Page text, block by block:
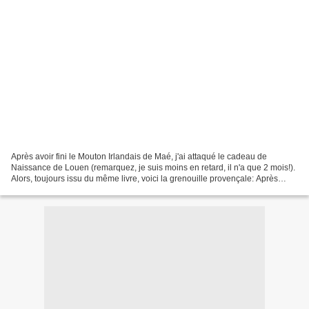
Après avoir fini le Mouton Irlandais de Maé, j'ai attaqué le cadeau de
Naissance de Louen (remarquez, je suis moins en retard, il n'a que 2 mois!).
Alors, toujours issu du même livre, voici la grenouille provençale: Après